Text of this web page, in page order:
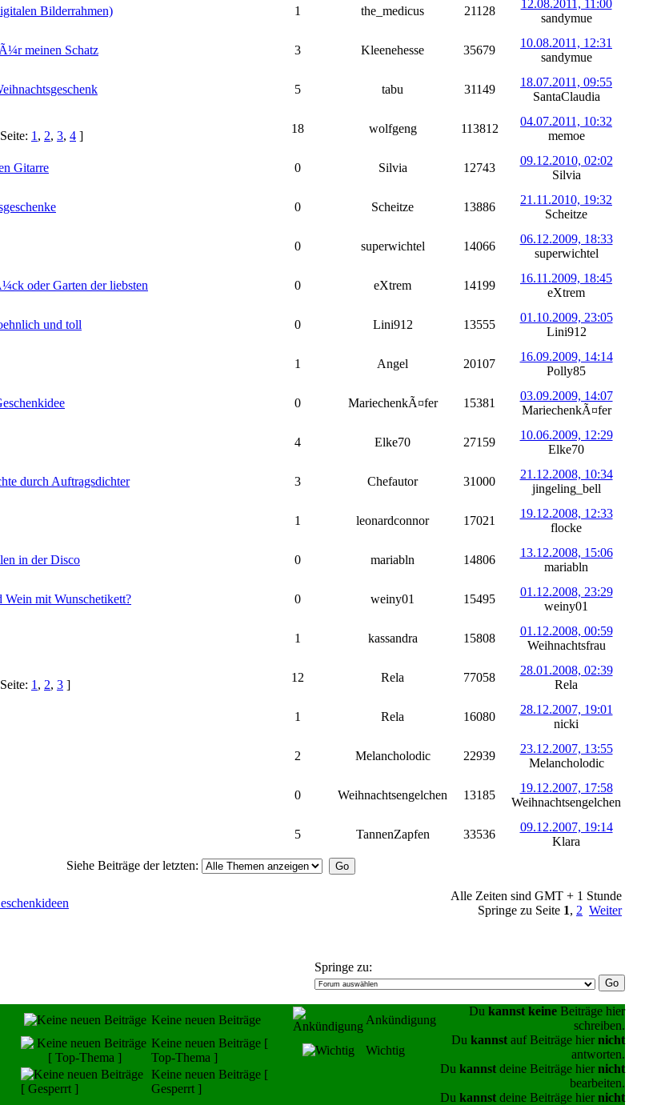
Bilderrahmen) 1 the_medicus 21128
12.08.2011, 11:00
sandymue
meinen Schatz 3 Kleenehesse 35679
10.08.2011, 12:31
sandymue
5 tabu 31149
18.07.2011, 09:55
SantaClaudia
1 , 2, 3, 4 ]
18 wolfgeng 113812
04.07.2011, 10:32
memoe
Gitarre 0 Silvia 12743
09.12.2010, 02:02
Silvia
0 Scheitze 13886
21.11.2010, 19:32
Scheitze
0 superwichtel 14066
06.12.2009, 18:33
superwichtel
oder Garten der liebsten 0 eXtrem 14199
16.11.2009, 18:45
eXtrem
und toll 0 Lini912 13555
01.10.2009, 23:05
Lini912
1 Angel 20107
16.09.2009, 14:14
Polly85
0 MariechenkÃ¤fer 15381
03.09.2009, 14:07
MariechenkÃ¤fer
4 Elke70 27159
10.06.2009, 12:29
Elke70
durch Auftragsdichter 3 Chefautor 31000
21.12.2008, 10:34
jingeling_bell
1 leonardconnor 17021
19.12.2008, 12:33
flocke
in der Disco 0 mariabln 14806
13.12.2008, 15:06
mariabln
Wein mit Wunschetikett? 0 weiny01 15495
01.12.2008, 23:29
weiny01
1 kassandra 15808
01.12.2008, 00:59
Weihnachtsfrau
1 , 2, 3 ]
12 Rela 77058
28.01.2008, 02:39
Rela
1 Rela 16080
28.12.2007, 19:01
nicki
2 Melancholodic 22939
23.12.2007, 13:55
Melancholodic
0 Weihnachtsengelchen 13185
19.12.2007, 17:58
Weihnachtsengelchen
5 TannenZapfen 33536
09.12.2007, 19:14
Klara
Siehe Beiträge der letzten:
Alle Zeiten sind GMT + 1 Stunde
Springe zu Seite 1, 2 Weiter
Springe zu:
Keine neuen Beiträge
Ankündigung
Keine neuen Beiträge [
Top-Thema ]
Wichtig
Keine neuen Beiträge [
Gesperrt ]
Du kannst keine Beiträge hier
schreiben.
Du kannst auf Beiträge hiernicht
antworten.
Du kannst deine Beiträge hiernicht
bearbeiten.
Du kannst deine Beiträge hiernicht